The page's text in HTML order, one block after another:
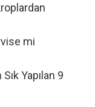
mi
Yapılan 9